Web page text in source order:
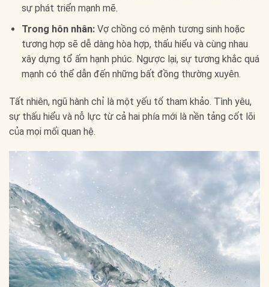
sự phát triển mạnh mẽ.
Trong hôn nhân:Vợ chồng có mệnh tương sinh hoặc
tương hợp sẽ dễ dàng hòa hợp, thấu hiểu và cùng nhau
xây dựng tổ ấm hạnh phúc. Ngược lại, sự tương khắc quá
mạnh có thể dẫn đến những bất đồng thường xuyên.
Tất nhiên, ngũ hành chỉ là một yếu tố tham khảo. Tình yêu,
sự thấu hiểu và nỗ lực từ cả hai phía mới là nền tảng cốt lõi
của mọi mối quan hệ.